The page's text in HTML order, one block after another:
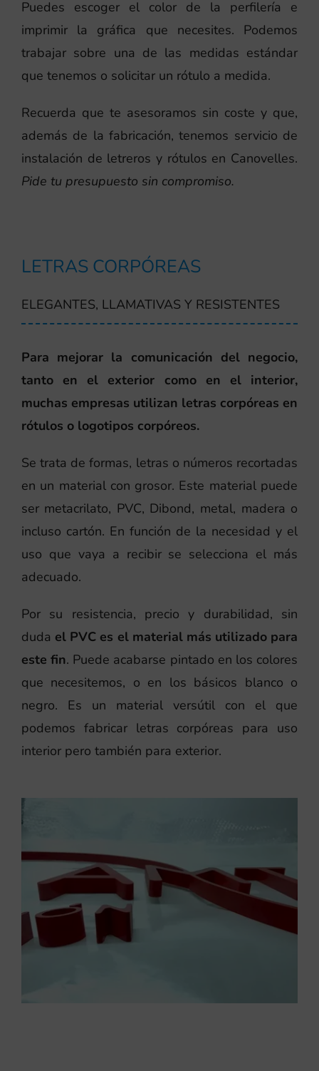
Puedes escoger el color de la perfilería e
imprimir la gráfica que necesites. Podemos
trabajar sobre una de las medidas estándar
que tenemos o solicitar un rótulo a medida.
Recuerda que te asesoramos sin coste y que,
además de la fabricación, tenemos servicio de
instalación de letreros y rótulos en Canovelles.
Pide tu presupuesto sin compromiso.
LETRAS CORPÓREAS
ELEGANTES, LLAMATIVAS Y RESISTENTES
Para mejorar la comunicación del negocio,
tanto en el exterior como en el interior,
muchas empresas utilizan letras corpóreas en
rótulos o logotipos corpóreos.
Se trata de formas, letras o números recortadas
en un material con grosor. Este material puede
ser metacrilato, PVC, Dibond, metal, madera o
incluso cartón. En función de la necesidad y el
uso que vaya a recibir se selecciona el más
adecuado.
Por su resistencia, precio y durabilidad, sin
duda el PVC es el material más utilizado para
este fin. Puede acabarse pintado en los colores
que necesitemos, o en los básicos blanco o
negro. Es un material versútil con el que
podemos fabricar letras corpóreas para uso
interior pero también para exterior.